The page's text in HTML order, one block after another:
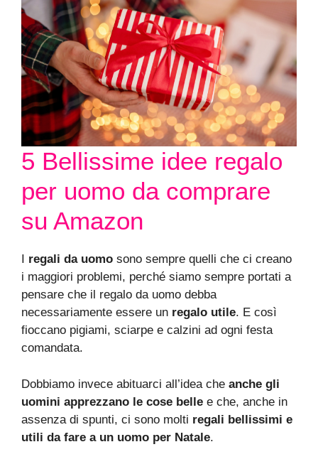
5 Bellissime idee regalo
per uomo da comprare
su Amazon
I regali da uomo sono sempre quelli che ci creano
i maggiori problemi, perché siamo sempre portati a
pensare che il regalo da uomo debba
necessariamente essere un regalo utile. E così
fioccano pigiami, sciarpe e calzini ad ogni festa
comandata.
Dobbiamo invece abituarci all’idea che anche gli
uomini apprezzano le cose belle e che, anche in
assenza di spunti, ci sono molti regali bellissimi e
utili da fare a un uomo per Natale.